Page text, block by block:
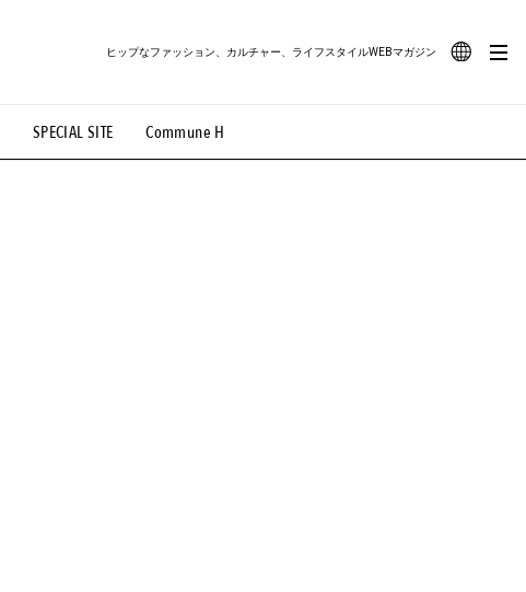
SPECIAL SITE Commune H
ヒップなファッション、カルチャー、ライフスタイルWEBマガジン
#路地裏てぃーん。 #MONTHLY JOURNAL
#MOVIE #LIFESTYLE #SNEAKER #OUTDOOR